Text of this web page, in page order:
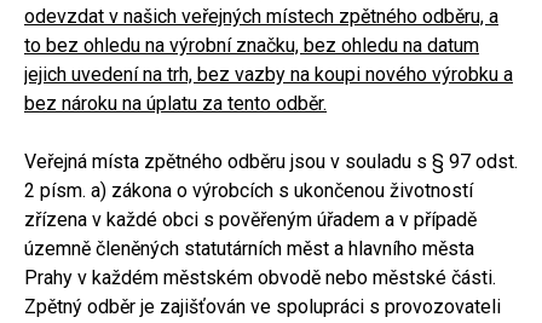
odevzdat v našich veřejných místech zpětného odběru, a
to bez ohledu na výrobní značku, bez ohledu na datum
jejich uvedení na trh, bez vazby na koupi nového výrobku a
bez nároku na úplatu za tento odběr.
Veřejná místa zpětného odběru jsou v souladu s § 97 odst.
2 písm. a) zákona o výrobcích s ukončenou životností
zřízena v každé obci s pověřeným úřadem a v případě
územně členěných statutárních měst a hlavního města
Prahy v každém městském obvodě nebo městské části.
Zpětný odběr je zajišťován ve spolupráci s provozovateli